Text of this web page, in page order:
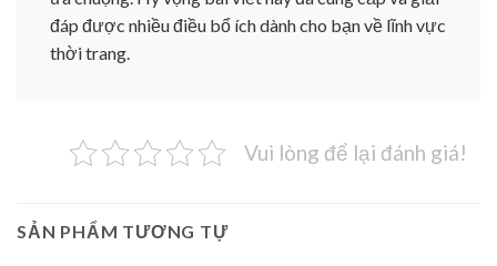
đáp được nhiều điều bổ ích dành cho bạn về lĩnh vực
thời trang.
Vui lòng để lại đánh giá!
SẢN PHẨM TƯƠNG TỰ